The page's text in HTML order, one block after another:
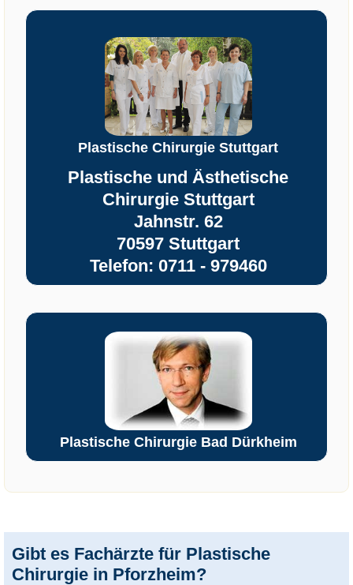
Plastische Chirurgie Stuttgart
Plastische und Ästhetische
Chirurgie Stuttgart
Jahnstr. 62
70597 Stuttgart
Telefon: 0711 - 979460
Plastische Chirurgie Bad Dürkheim
Gibt es Fachärzte für Plastische
Chirurgie in Pforzheim?